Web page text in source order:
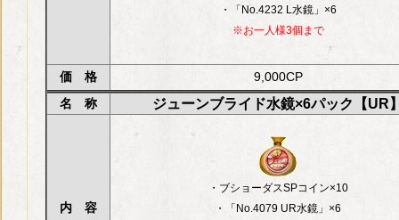
・「No.4232 L水鏡」×6
※お一人様3個まで
価 格
9,000CP
名 称
ジューンブライド水鏡×6パック【UR
内 容
・ブショーダスSPコイン×10
・「No.4079 UR水鏡」×6